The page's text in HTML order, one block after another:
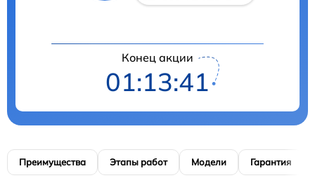
Конец акции
01:13:40
Преимущества Этапы работ Модели Гарантия